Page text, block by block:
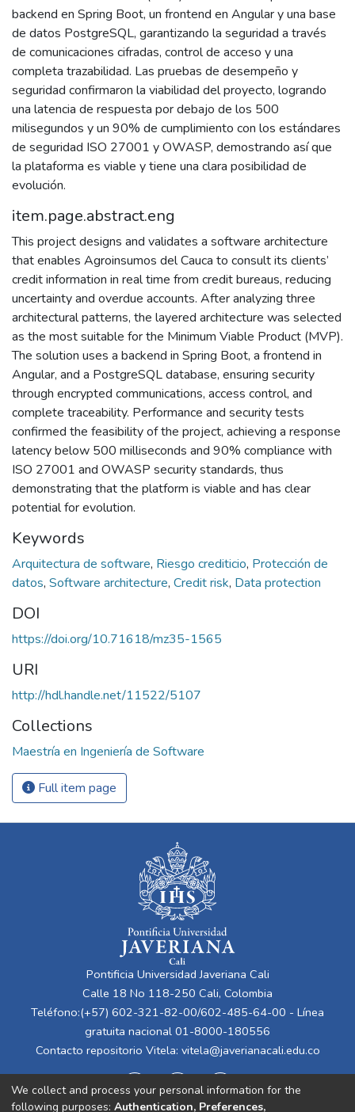
backend en Spring Boot, un frontend en Angular y una base
de datos PostgreSQL, garantizando la seguridad a través
de comunicaciones cifradas, control de acceso y una
completa trazabilidad. Las pruebas de desempeño y
seguridad confirmaron la viabilidad del proyecto, logrando
una latencia de respuesta por debajo de los 500
milisegundos y un 90% de cumplimiento con los estándares
de seguridad ISO 27001 y OWASP, demostrando así que
la plataforma es viable y tiene una clara posibilidad de
evolución.
item.page.abstract.eng
This project designs and validates a software architecture
that enables Agroinsumos del Cauca to consult its clients’
credit information in real time from credit bureaus, reducing
uncertainty and overdue accounts. After analyzing three
architectural patterns, the layered architecture was selected
as the most suitable for the Minimum Viable Product (MVP).
The solution uses a backend in Spring Boot, a frontend in
Angular, and a PostgreSQL database, ensuring security
through encrypted communications, access control, and
complete traceability. Performance and security tests
confirmed the feasibility of the project, achieving a response
latency below 500 milliseconds and 90% compliance with
ISO 27001 and OWASP security standards, thus
demonstrating that the platform is viable and has clear
potential for evolution.
Keywords
Arquitectura de software, Riesgo crediticio, Protección de
datos, Software architecture, Credit risk, Data protection
DOI
https://doi.org/10.71618/mz35-1565
URI
http://hdl.handle.net/11522/5107
Collections
Maestría en Ingeniería de Software
Full item page
Pontificia Universidad Javeriana Cali
Calle 18 No 118-250 Cali, Colombia
Teléfono:(+57) 602-321-82-00/602-485-64-00 - Línea
gratuita nacional 01-8000-180556
Contacto repositorio Vitela: vitela@javerianacali.edu.co
We collect and process your personal information for the
following purposes: Authentication, Preferences,